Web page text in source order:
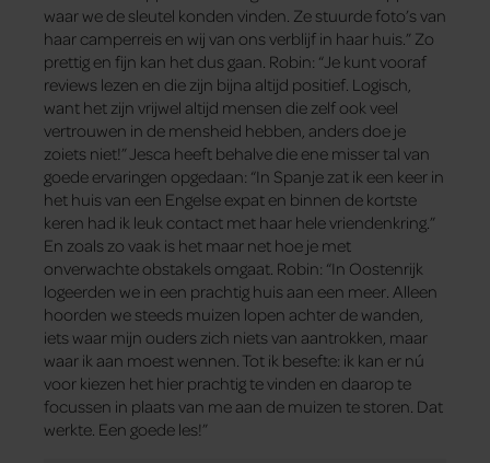
waar we de sleutel konden vinden. Ze stuurde foto’s van
haar camperreis en wij van ons verblijf in haar huis.” Zo
prettig en fijn kan het dus gaan. Robin: “Je kunt vooraf
reviews lezen en die zijn bijna altijd positief. Logisch,
want het zijn vrijwel altijd mensen die zelf ook veel
vertrouwen in de mensheid hebben, anders doe je
zoiets niet!” Jesca heeft behalve die ene misser tal van
goede ervaringen opgedaan: “In Spanje zat ik een keer in
het huis van een Engelse expat en binnen de kortste
keren had ik leuk contact met haar hele vriendenkring.”
En zoals zo vaak is het maar net hoe je met
onverwachte obstakels omgaat. Robin: “In Oostenrijk
logeerden we in een prachtig huis aan een meer. Alleen
hoorden we steeds muizen lopen achter de wanden,
iets waar mijn ouders zich niets van aantrokken, maar
waar ik aan moest wennen. Tot ik besefte: ik kan er nú
voor kiezen het hier prachtig te vinden en daarop te
focussen in plaats van me aan de muizen te storen. Dat
werkte. Een goede les!”